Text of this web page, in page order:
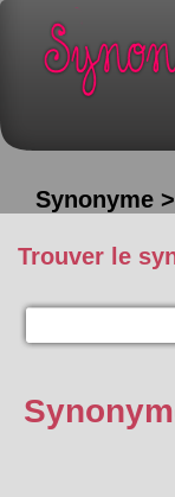
Synonyme
Trouver le